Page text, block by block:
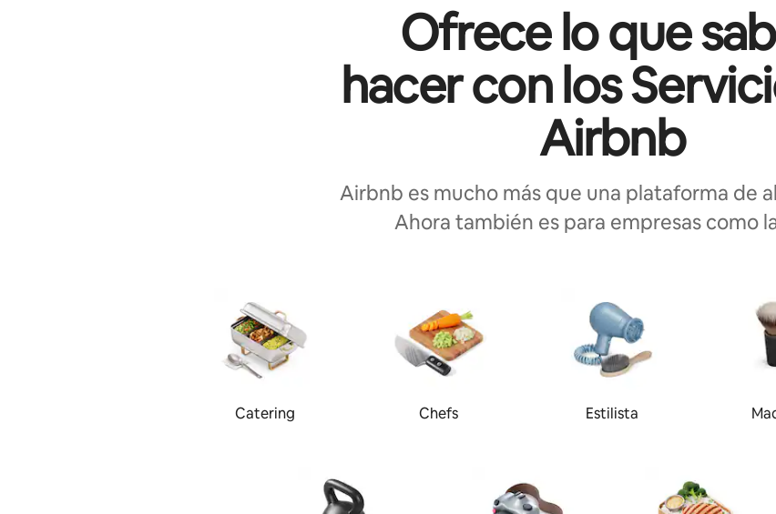
Ofrece lo que
hacer con los
Airbnb
Airbnb es mucho más que una plataforma de
Ahora también es para empresas como
Catering Chefs Estilista